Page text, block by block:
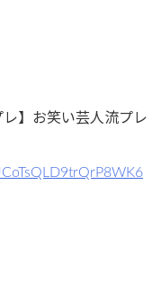
レ】お笑い芸人流プレ